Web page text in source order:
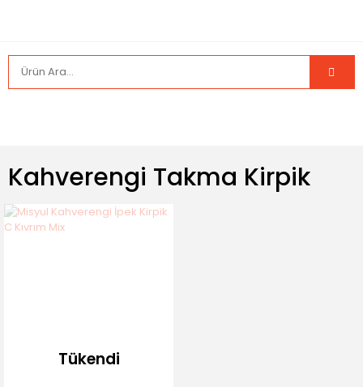
Kahverengi Takma Kirpik
Tükendi